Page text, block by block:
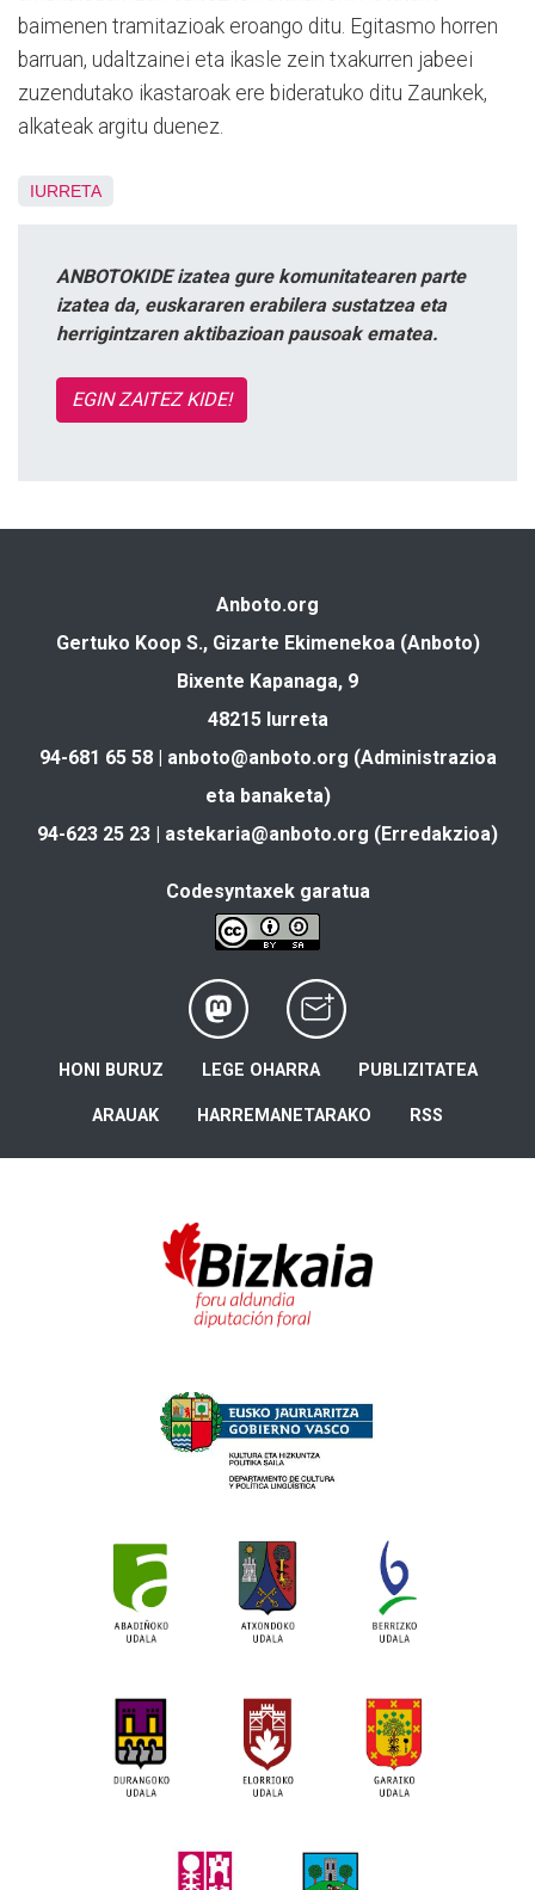
baimenen tramitazioak eroango ditu. Egitasmo horren
barruan, udaltzainei eta ikasle zein txakurren jabeei
zuzendutako ikastaroak ere bideratuko ditu Zaunkek,
alkateak argitu duenez.
IURRETA
ANBOTOKIDE izatea gure komunitatearen parte
izatea da, euskararen erabilera sustatzea eta
herrigintzaren aktibazioan pausoak ematea.
EGIN ZAITEZ KIDE!
Anboto.org
Gertuko Koop S., Gizarte Ekimenekoa (Anboto)
Bixente Kapanaga, 9
48215 Iurreta
94-681 65 58 | anboto@anboto.org (Administrazioa
eta banaketa)
94-623 25 23 | astekaria@anboto.org (Erredakzioa)
Codesyntaxek garatua
HONI BURUZ LEGE OHARRA PUBLIZITATEA
ARAUAK HARREMANETARAKO RSS